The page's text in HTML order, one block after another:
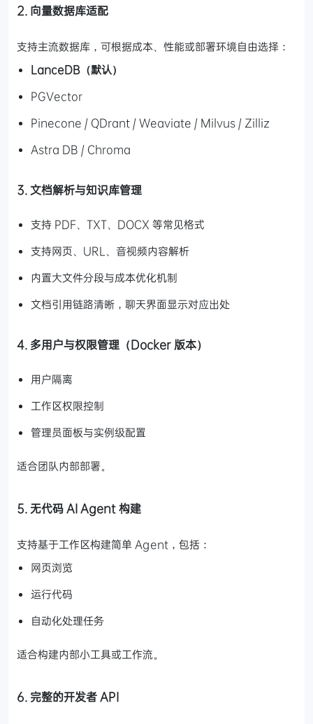
2. 向量数据库适配
支持主流数据库，可根据成本、性能或部署环境自由选择：
LanceDB（默认）
PGVector
Pinecone / QDrant / Weaviate / Milvus / Zilliz
Astra DB / Chroma
3. 文档解析与知识库管理
支持 PDF、TXT、DOCX 等常见格式
支持网页、URL、音视频内容解析
内置大文件分段与成本优化机制
文档引用链路清晰，聊天界面显示对应出处
4. 多用户与权限管理（Docker 版本）
用户隔离
工作区权限控制
管理员面板与实例级配置
适合团队内部部署。
5. 无代码 AI Agent 构建
支持基于工作区构建简单 Agent，包括：
网页浏览
运行代码
自动化处理任务
适合构建内部小工具或工作流。
6. 完整的开发者 API